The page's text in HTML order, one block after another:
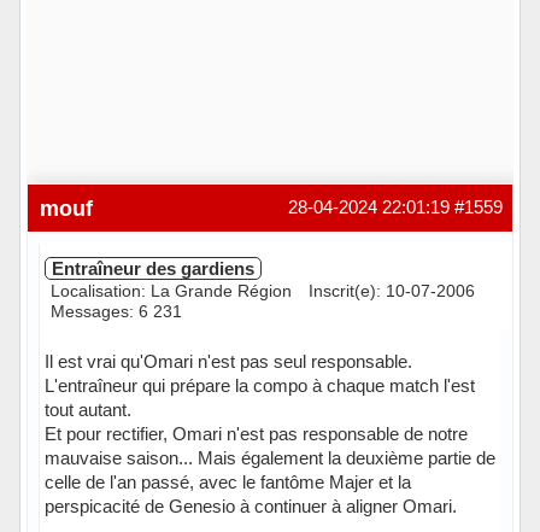
#1559
28-04-2024 22:01:19
mouf
Entraîneur des gardiens
Localisation: La Grande Région
Inscrit(e): 10-07-2006
Messages: 6 231
Il est vrai qu'Omari n'est pas seul responsable.
L'entraîneur qui prépare la compo à chaque match l'est
tout autant.
Et pour rectifier, Omari n'est pas responsable de notre
mauvaise saison... Mais également la deuxième partie de
celle de l'an passé, avec le fantôme Majer et la
perspicacité de Genesio à continuer à aligner Omari.